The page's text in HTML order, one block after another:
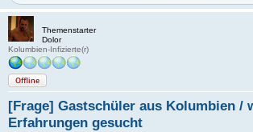
Themenstarter
Dolor
Kolumbien-Infizierte(r)
Offline
[Frage] Gastschüler aus Kolumbien /
Erfahrungen gesucht